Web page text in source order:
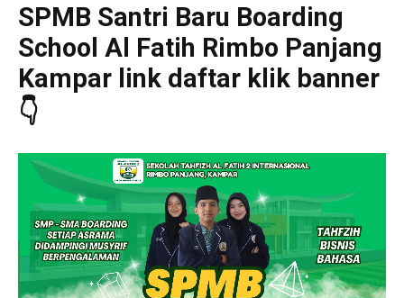
SPMB Santri Baru Boarding
School Al Fatih Rimbo Panjang
Kampar link daftar klik banner
👇